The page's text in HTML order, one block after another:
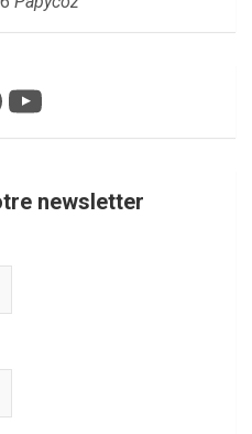
YouTube
newsletter